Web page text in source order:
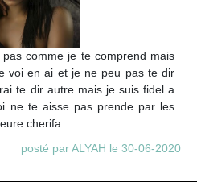
comme je te comprend mais
voi en ai et je ne peu pas te dir
te dir autre mais je suis fidel a
ne te aisse pas prende par les
cherifa
posté par ALYAH le 30-06-2020